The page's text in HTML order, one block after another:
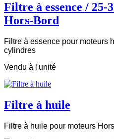
Filtre à essence /
Hors-Bord
Filtre à essence pour moteurs
cylindres
Vendu à l'unité
Filtre à huile
Filtre à huile pour moteurs